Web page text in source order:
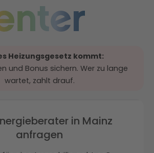
Heizungsgesetz kommt:
und Bonus sichern. Wer zu lange
wartet, zahlt drauf.